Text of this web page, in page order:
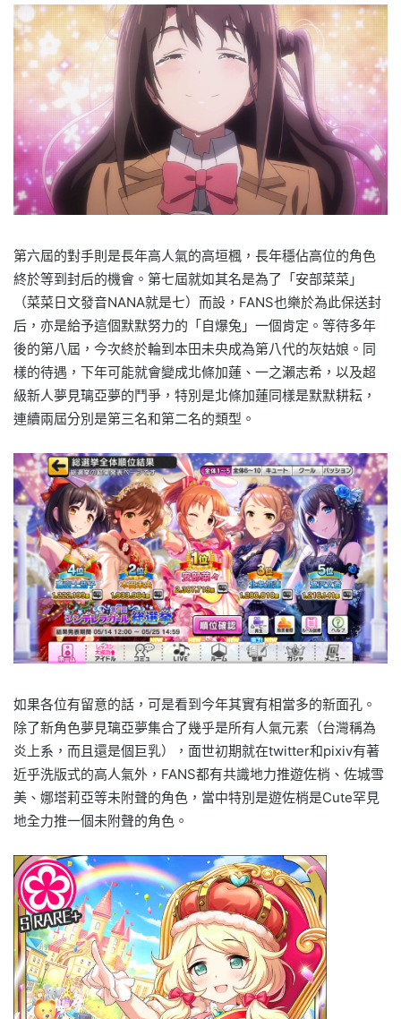
第六屆的對手則是長年高人氣的高垣楓，長年穩佔高位的角色
終於等到封后的機會。第七屆就如其名是為了「安部菜菜」
（菜菜日文發音NANA就是七）而設，FANS也樂於為此保送封
后，亦是給予這個默默努力的「自爆兔」一個肯定。等待多年
後的第八屆，今次終於輪到本田未央成為第八代的灰姑娘。同
樣的待遇，下年可能就會變成北條加蓮、一之瀨志希，以及超
級新人夢見璃亞夢的鬥爭，特別是北條加蓮同樣是默默耕耘，
連續兩屆分別是第三名和第二名的類型。
如果各位有留意的話，可是看到今年其實有相當多的新面孔。
除了新角色夢見璃亞夢集合了幾乎是所有人氣元素（台灣稱為
炎上系，而且還是個巨乳），面世初期就在twitter和pixiv有著
近乎洗版式的高人氣外，FANS都有共識地力推遊佐梢、佐城雪
美、娜塔莉亞等未附聲的角色，當中特別是遊佐梢是Cute罕見
地全力推一個未附聲的角色。